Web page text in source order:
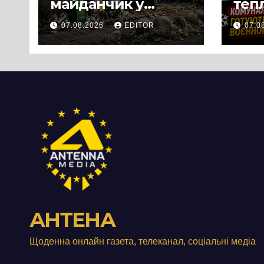
майданчик у
Панському біля
Черкас
перетворився на
07.08.2026 EDITOR
АНТЕНА
Щоденна онлайн газета, телеканал, соціальні медіа